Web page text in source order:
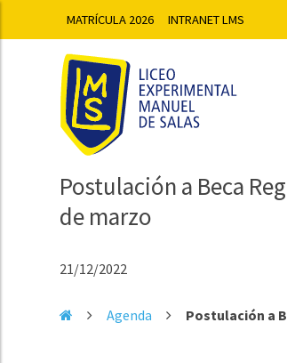
MATRÍCULA 2026 INTRANET LMS
Postulación a Beca
de marzo
21/12/2022
Agenda Postulación a